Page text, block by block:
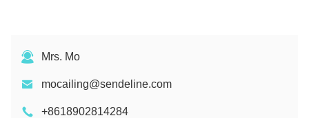
Mrs. Mo
mocailing@sendeline.com
+8618902814284